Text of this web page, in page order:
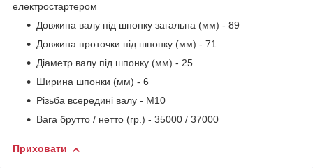
електростартером
Довжина валу під шпонку загальна (мм) - 89
Довжина проточки під шпонку (мм) - 71
Діаметр валу під шпонку (мм) - 25
Ширина шпонки (мм) - 6
Різьба всередині валу - М10
Вага брутто / нетто (гр.) - 35000 / 37000
Приховати